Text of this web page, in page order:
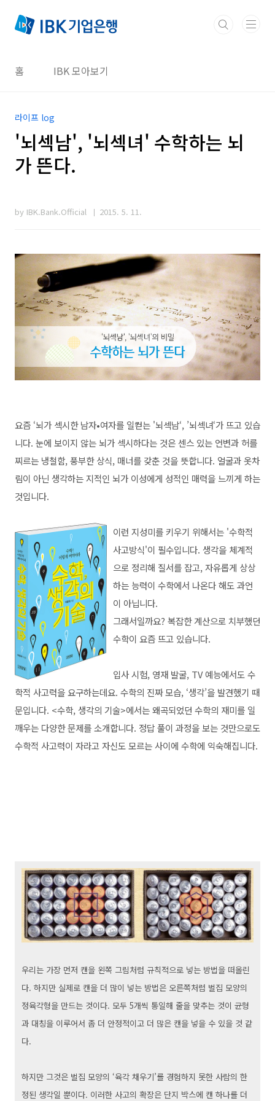
홈 IBK 모아보기
라이프 log
'뇌섹남', '뇌섹녀' 수학하는 뇌
가 뜬다.
by IBK.Bank.Official 2015. 5. 11.
요즘 ‘뇌가 섹시한 남자•여자를 일컫는 '뇌섹남‘, ’뇌섹녀‘가 뜨고 있습
니다. 눈에 보이지 않는 뇌가 섹시하다는 것은 센스 있는 언변과 허를
찌르는 냉철함, 풍부한 상식, 매너를 갖춘 것을 뜻합니다. 얼굴과 옷차
림이 아닌 생각하는 지적인 뇌가 이성에게 성적인 매력을 느끼게 하는
것입니다.
이런 지성미를 키우기 위해서는 '수학적
사고방식'이 필수입니다. 생각을 체계적
으로 정리해 질서를 잡고, 자유롭게 상상
하는 능력이 수학에서 나온다 해도 과언
이 아닙니다.
그래서일까요? 복잡한 계산으로 치부했던
수학이 요즘 뜨고 있습니다.
입사 시험, 영재 발굴, TV 예능에서도 수
학적 사고력을 요구하는데요. 수학의 진짜 모습, ‘생각’을 발견했기 때
문입니다. <수학, 생각의 기술>에서는 왜곡되었던 수학의 재미를 일
깨우는 다양한 문제를 소개합니다. 정답 풀이 과정을 보는 것만으로도
수학적 사고력이 자라고 자신도 모르는 사이에 수학에 익숙해집니다.
우리는 가장 먼저 캔을 왼쪽 그림처럼 규칙적으로 넣는 방법을 떠올린
다. 하지만 실제로 캔을 더 많이 넣는 방법은 오른쪽처럼 벌집 모양의
정육각형을 만드는 것이다. 모두 5개씩 통일해 줄을 맞추는 것이 균형
과 대칭을 이루어서 좀 더 안정적이고 더 많은 캔을 넣을 수 있을 것 같
다.
하지만 그것은 벌집 모양의 ‘육각 채우기’를 경험하지 못한 사람의 한
정된 생각일 뿐이다. 이러한 사고의 확장은 단지 박스에 캔 하나를 더